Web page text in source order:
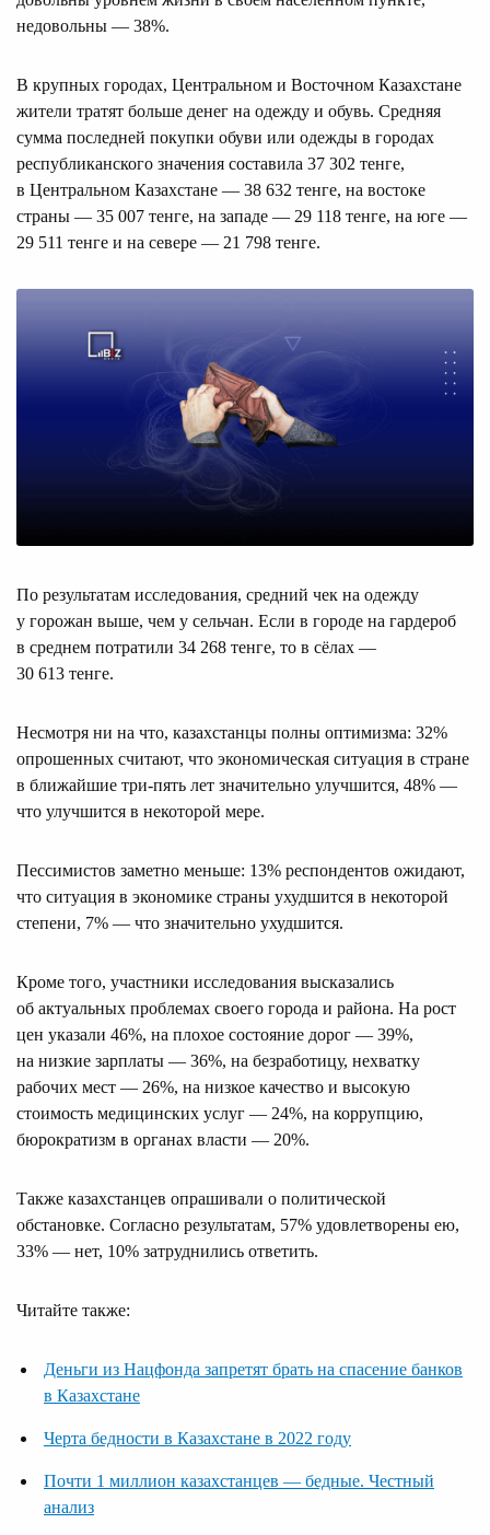
недовольны — 38%.
В крупных городах, Центральном и Восточном Казахстане
жители тратят больше денег на одежду и обувь. Средняя
сумма последней покупки обуви или одежды в городах
республиканского значения составила 37 302 тенге,
в Центральном Казахстане — 38 632 тенге, на востоке
страны — 35 007 тенге, на западе — 29 118 тенге, на юге —
29 511 тенге и на севере — 21 798 тенге.
По результатам исследования, средний чек на одежду
у горожан выше, чем у сельчан. Если в городе на гардероб
в среднем потратили 34 268 тенге, то в сёлах —
30 613 тенге.
Несмотря ни на что, казахстанцы полны оптимизма: 32%
опрошенных считают, что экономическая ситуация в стране
в ближайшие три-пять лет значительно улучшится, 48% —
что улучшится в некоторой мере.
Пессимистов заметно меньше: 13% респондентов ожидают,
что ситуация в экономике страны ухудшится в некоторой
степени, 7% — что значительно ухудшится.
Кроме того, участники исследования высказались
об актуальных проблемах своего города и района. На рост
цен указали 46%, на плохое состояние дорог — 39%,
на низкие зарплаты — 36%, на безработицу, нехватку
рабочих мест — 26%, на низкое качество и высокую
стоимость медицинских услуг — 24%, на коррупцию,
бюрократизм в органах власти — 20%.
Также казахстанцев опрашивали о политической
обстановке. Согласно результатам, 57% удовлетворены ею,
33% — нет, 10% затруднились ответить.
Читайте также:
Деньги из Нацфонда запретят брать на спасение банков
в Казахстане
Черта бедности в Казахстане в 2022 году
Почти 1 миллион казахстанцев — бедные. Честный
анализ